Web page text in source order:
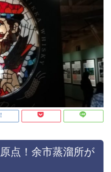
点！余市蒸溜所が